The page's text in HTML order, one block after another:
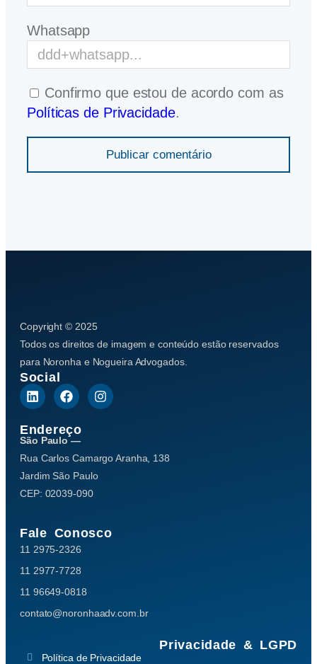
Whatsapp
Confirmo que estou de acordo com as
Políticas de Privacidade.
Publicar comentário
Copyright © 2025
Todos os direitos de imagem e conteúdo estão reservados
para Noronha e Nogueira Advogados.
Social
Endereço
São Paulo —
Rua Carlos Camargo Aranha, 138
Jardim São Paulo
CEP: 02039-090
Fale Conosco
11 2975-2326
11 2977-7728
11 96649-0818
contato@noronhaadv.com.br
Privacidade & LGPD
Política de Privacidade